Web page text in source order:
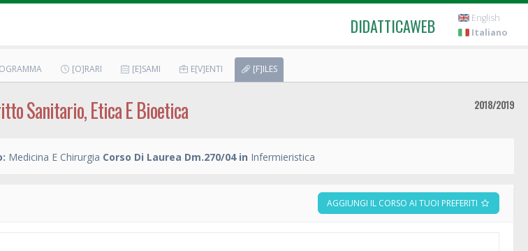
DIDATTICAWEB
English
Italiano
[O]RARI [E]SAMI E[V]ENTI [F]ILES
Sanitario, Etica E Bioetica 2018/2019
Medicina E Chirurgia Corso Di Laurea Dm.270/04 in Infermieristica
AGGIUNGI IL CORSO AI TUOI PREFERITI